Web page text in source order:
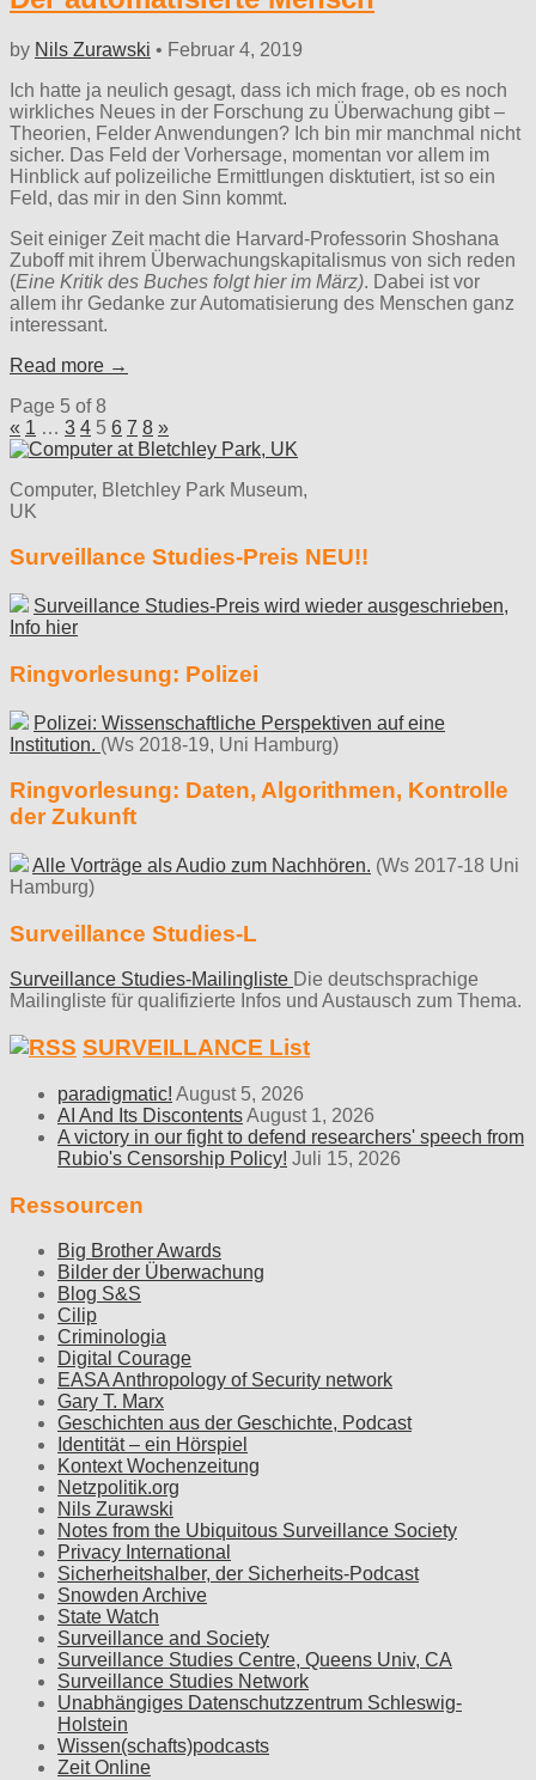
by Nils Zurawski • Februar 4, 2019
Ich hatte ja neulich gesagt, dass ich mich frage, ob es noch
wirkliches Neues in der Forschung zu Überwachung gibt –
Theorien, Felder Anwendungen? Ich bin mir manchmal nicht
sicher. Das Feld der Vorhersage, momentan vor allem im
Hinblick auf polizeiliche Ermittlungen disktutiert, ist so ein
Feld, das mir in den Sinn kommt.
Seit einiger Zeit macht die Harvard-Professorin Shoshana
Zuboff mit ihrem Überwachungskapitalismus von sich reden
(Eine Kritik des Buches folgt hier im März). Dabei ist vor
allem ihr Gedanke zur Automatisierung des Menschen ganz
interessant.
Read more →
Page 5 of 8
« 1 … 3 4 5 6 7 8 »
Computer, Bletchley Park Museum,
UK
Surveillance Studies-Preis NEU!!
Surveillance Studies-Preis wird wieder ausgeschrieben,
Info hier
Ringvorlesung: Polizei
Polizei: Wissenschaftliche Perspektiven auf eine
Institution. (Ws 2018-19, Uni Hamburg)
Ringvorlesung: Daten, Algorithmen, Kontrolle
der Zukunft
Alle Vorträge als Audio zum Nachhören. (Ws 2017-18 Uni
Hamburg)
Surveillance Studies-L
Surveillance Studies-Mailingliste Die deutschsprachige
Mailingliste für qualifizierte Infos und Austausch zum Thema.
SURVEILLANCE List
paradigmatic! August 5, 2026
AI And Its DiscontentsAugust 1, 2026
A victory in our fight to defend researchers' speech from
Rubio's Censorship Policy! Juli 15, 2026
Ressourcen
Big Brother Awards
Bilder der Überwachung
Blog S&S
Cilip
Criminologia
Digital Courage
EASA Anthropology of Security network
Gary T. Marx
Geschichten aus der Geschichte, Podcast
Identität – ein Hörspiel
Kontext Wochenzeitung
Netzpolitik.org
Nils Zurawski
Notes from the Ubiquitous Surveillance Society
Privacy International
Sicherheitshalber, der Sicherheits-Podcast
Snowden Archive
State Watch
Surveillance and Society
Surveillance Studies Centre, Queens Univ, CA
Surveillance Studies Network
Unabhängiges Datenschutzzentrum Schleswig-
Holstein
Wissen(schafts)podcasts
Zeit Online